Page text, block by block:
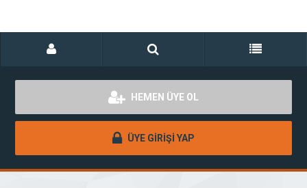
HEMEN ÜYE OL
ÜYE GİRİŞİ YAP